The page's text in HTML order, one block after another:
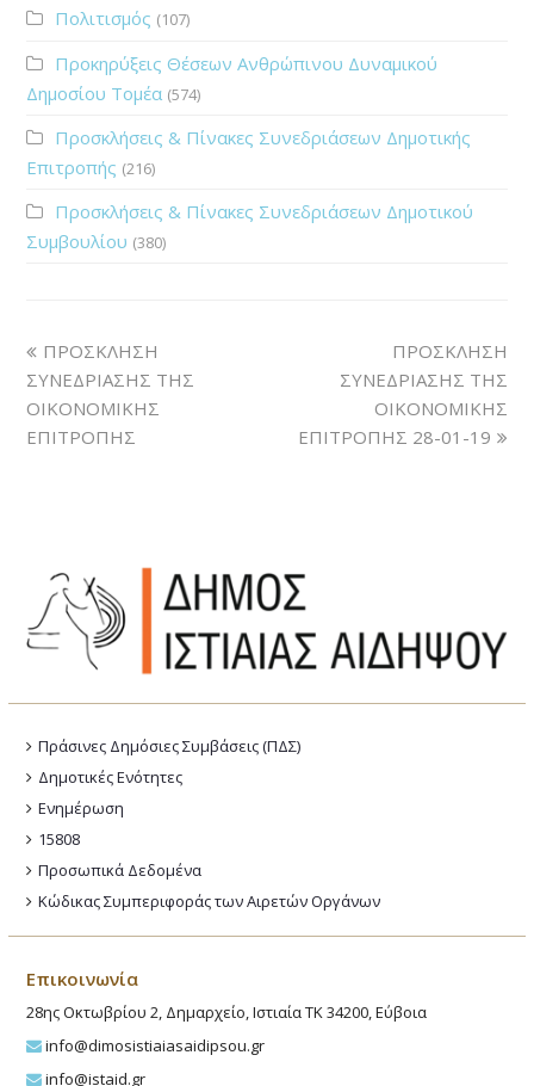
Πολιτισμός (107)
Προκηρύξεις Θέσεων Ανθρώπινου Δυναμικού
Δημοσίου Τομέα (574)
Προσκλήσεις & Πίνακες Συνεδριάσεων Δημοτικής
Επιτροπής (216)
Προσκλήσεις & Πίνακες Συνεδριάσεων Δημοτικού
Συμβουλίου (380)
ΠΡΟΣΚΛΗΣΗ
ΣΥΝΕΔΡΙΑΣΗΣ ΤΗΣ
ΟΙΚΟΝΟΜΙΚΗΣ
ΕΠΙΤΡΟΠΗΣ
ΠΡΟΣΚΛΗΣΗ
ΣΥΝΕΔΡΙΑΣΗΣ ΤΗΣ
ΟΙΚΟΝΟΜΙΚΗΣ
ΕΠΙΤΡΟΠΗΣ 28-01-19
Πράσινες Δημόσιες Συμβάσεις (ΠΔΣ)
Δημοτικές Ενότητες
Ενημέρωση
15808
Προσωπικά Δεδομένα
Κώδικας Συμπεριφοράς των Αιρετών Οργάνων
Επικοινωνία
28ης Οκτωβρίου 2, Δημαρχείο, Ιστιαία ΤΚ 34200, Εύβοια
info@dimosistiaiasaidipsou.gr
info@istaid.gr